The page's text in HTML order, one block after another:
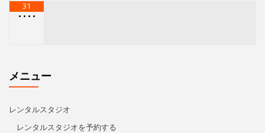
31
• • • •
メニュー
レンタルスタジオ
レンタルスタジオを予約する